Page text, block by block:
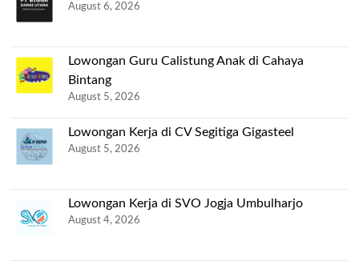
August 6, 2026
Lowongan Guru Calistung Anak di Cahaya
Bintang
August 5, 2026
Lowongan Kerja di CV Segitiga Gigasteel
August 5, 2026
Lowongan Kerja di SVO Jogja Umbulharjo
August 4, 2026